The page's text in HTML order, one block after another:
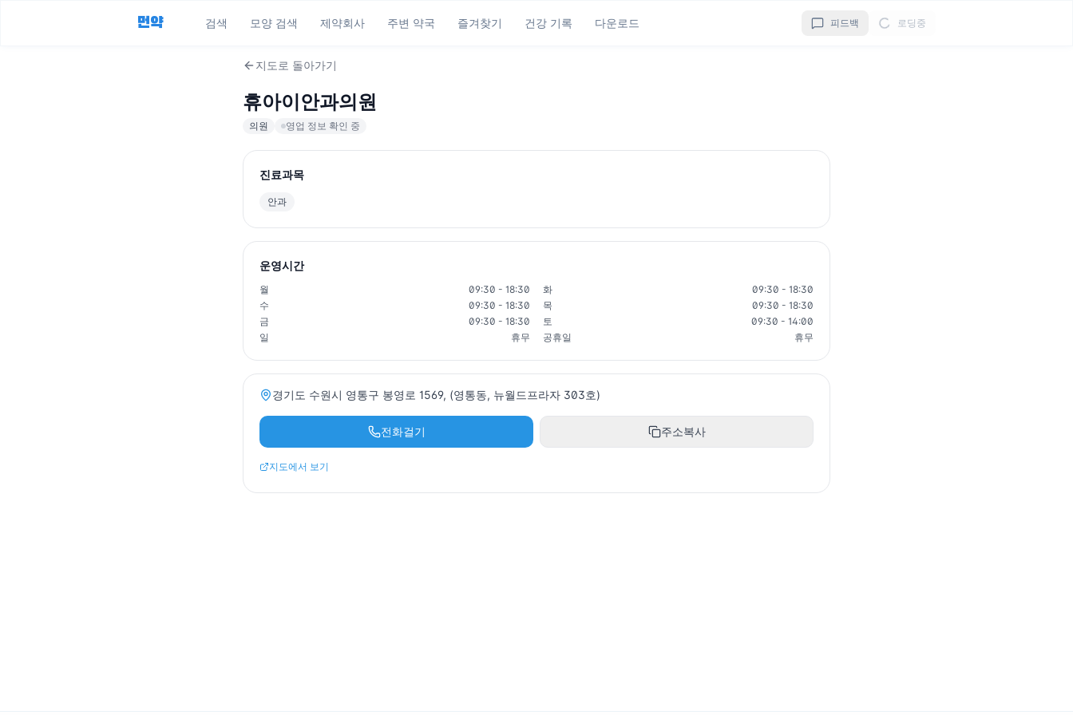
먼약 검색 모양 검색 제약회사 주변 약국 즐겨찾기 건강 기록 다운로드 피드백 로딩중
지도로 돌아가기
휴아이안과의원
의원 영업 정보 확인 중
진료과목
안과
운영시간
월 09:30 - 18:30 화
09:30 - 18:30
수
09:30 - 18:30 목
09:30 - 18:30
금
09:30 - 18:30 토
09:30 - 14:00
일
휴무 공휴일 휴무
경기도 수원시 영통구 봉영로 1569, (영통동, 뉴월드프라자 303호)
전화걸기 주소복사
지도에서 보기